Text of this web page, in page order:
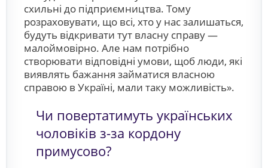
схильні до підприємництва. Тому
розраховувати, що всі, хто у нас залишаться,
будуть відкривати тут власну справу —
малоймовірно. Але нам потрібно
створювати відповідні умови, щоб люди, які
виявлять бажання займатися власною
справою в Україні, мали таку можливість».
Чи повертатимуть українських
чоловіків з-за кордону
примусово?